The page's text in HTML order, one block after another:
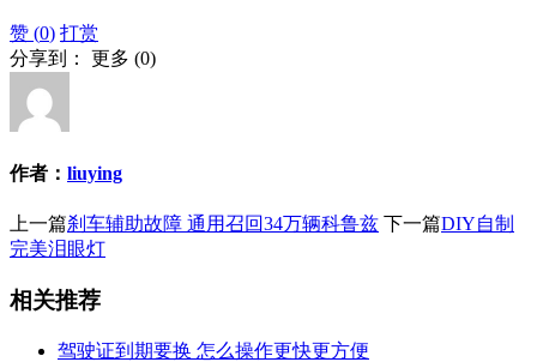
赞 (0) 打赏
分享到： 更多 (0)
作者： liuying
上一篇刹车辅助故障 通用召回34万辆科鲁兹 下一篇DIY自制
完美泪眼灯
相关推荐
驾驶证到期要换 怎么操作更快更方便